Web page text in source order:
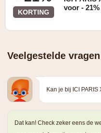
KORTING
voor -
Veelgestelde
Kan je bij ICI
Dat kan! Check zeker eens de